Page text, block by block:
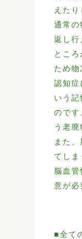
えたり
通常の
返し行
とこ
ため物
認知症
いう
のです
う老
また
てしま
脳血
意が必
■全て